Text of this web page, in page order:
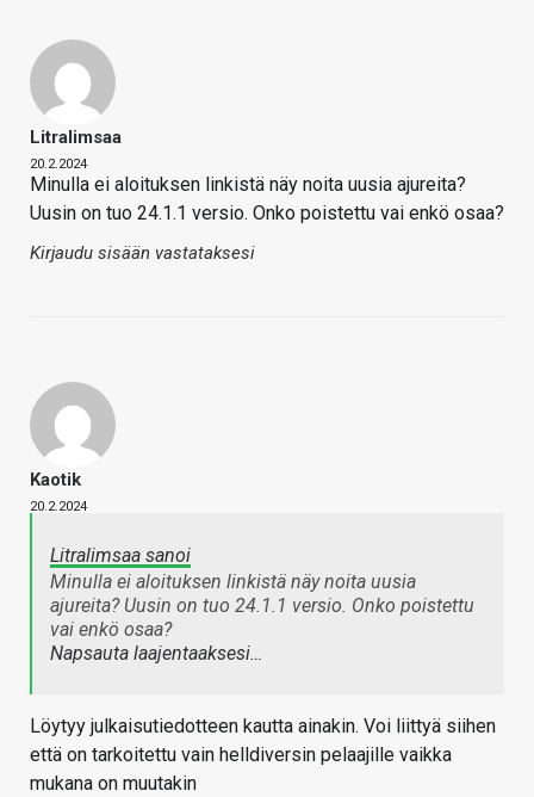
Litralimsaa
20.2.2024
Minulla ei aloituksen linkistä näy noita uusia ajureita?
Uusin on tuo 24.1.1 versio. Onko poistettu vai enkö osaa?
Kirjaudu sisään vastataksesi
Kaotik
20.2.2024
Litralimsaa sanoi
Minulla ei aloituksen linkistä näy noita uusia
ajureita? Uusin on tuo 24.1.1 versio. Onko poistettu
vai enkö osaa?
Napsauta laajentaaksesi…
Löytyy julkaisutiedotteen kautta ainakin. Voi liittyä siihen
että on tarkoitettu vain helldiversin pelaajille vaikka
mukana on muutakin